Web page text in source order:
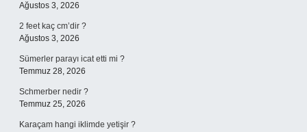
Ağustos 3, 2026
2 feet kaç cm’dir ?
Ağustos 3, 2026
Sümerler parayı icat etti mi ?
Temmuz 28, 2026
Schmerber nedir ?
Temmuz 25, 2026
Karaçam hangi iklimde yetişir ?